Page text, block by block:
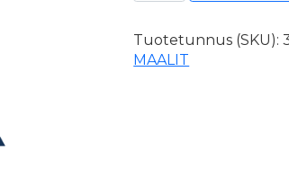
Tuotetunnus (SKU):
MAALIT